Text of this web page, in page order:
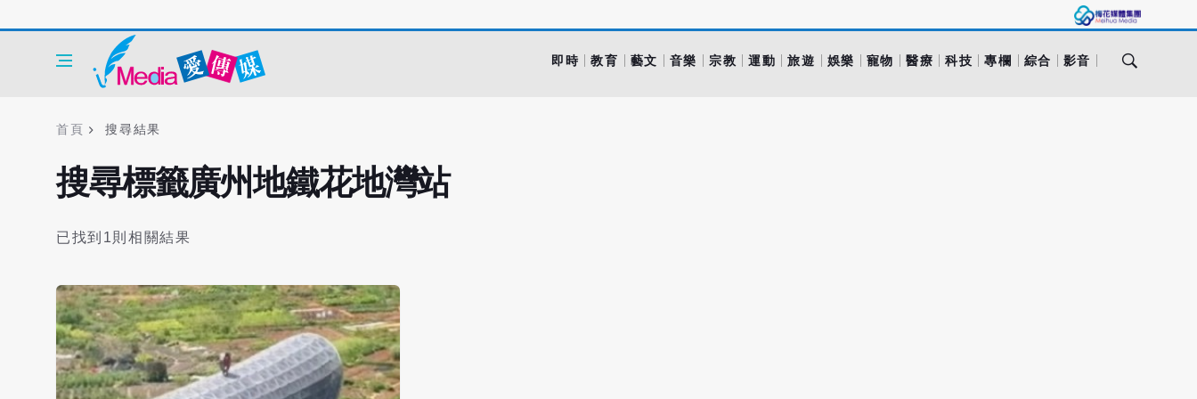
即時 教育 藝文 音樂 宗教 運動 旅遊 娛樂 寵物 醫療 科技 專欄 綜合 影音
首頁 搜尋結果
搜尋標籤廣州地鐵花地灣站
已找到1則相關結果